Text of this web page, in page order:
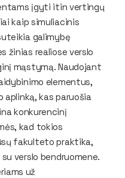
įgyti itin vertingų
kaip simuliacinis
galimybę
realiose verslo
mąstymą. Naudojant
elementus,
kas paruošia
konkurencinį
kad tokios
fakulteto praktika,
verslo bendruomene.
už